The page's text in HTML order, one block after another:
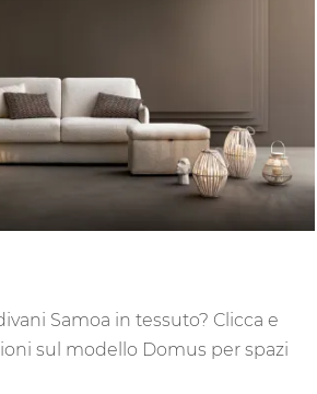
Samoa in tessuto? Clicca e
sul modello Domus per spazi